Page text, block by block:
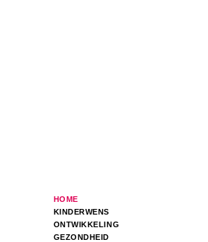
HOME
KINDERWENS
ONTWIKKELING
GEZONDHEID